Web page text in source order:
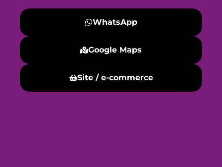
WhatsApp
Google Maps
Site / e-commerce